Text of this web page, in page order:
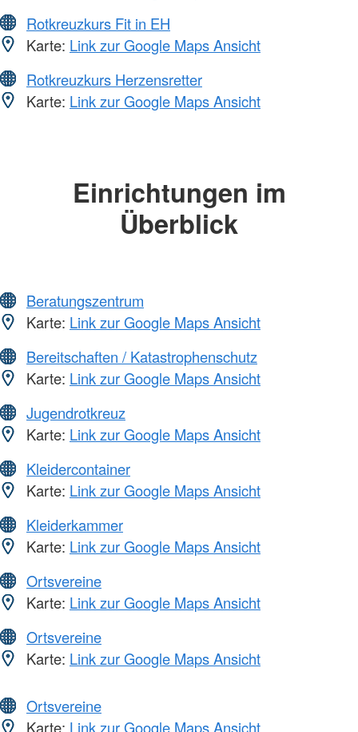
Rotkreuzkurs Fit in EH
Karte: Link zur Google Maps Ansicht
Rotkreuzkurs Herzensretter
Karte: Link zur Google Maps Ansicht
Einrichtungen im
Überblick
Beratungszentrum
Karte: Link zur Google Maps Ansicht
Bereitschaften / Katastrophenschutz
Karte: Link zur Google Maps Ansicht
Jugendrotkreuz
Karte: Link zur Google Maps Ansicht
Kleidercontainer
Karte: Link zur Google Maps Ansicht
Kleiderkammer
Karte: Link zur Google Maps Ansicht
Ortsvereine
Karte: Link zur Google Maps Ansicht
Ortsvereine
Karte: Link zur Google Maps Ansicht
Ortsvereine
Karte: Link zur Google Maps Ansicht